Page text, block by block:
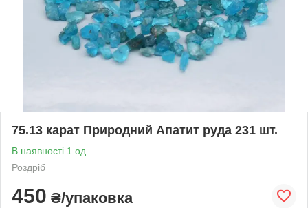
75.13 карат Природний Апатит руда 231 шт.
В наявності 1 од.
Роздріб
450 ₴/упаковка